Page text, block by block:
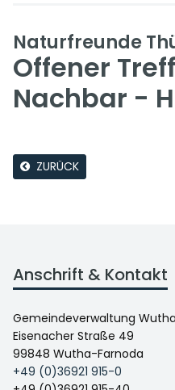
Naturfreunde
Offener
Nachbar -
ZURÜCK
Anschrift & Kontakt
Gemeindeverwaltung
Eisenacher Straße 49
99848 Wutha-Farnoda
+49 (0)36921 915-0